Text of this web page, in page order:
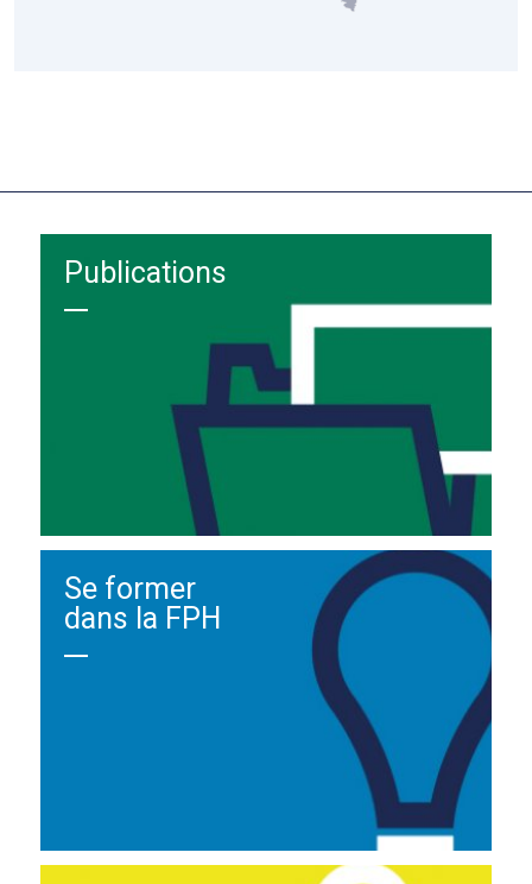
Publications
Se former
dans la FPH